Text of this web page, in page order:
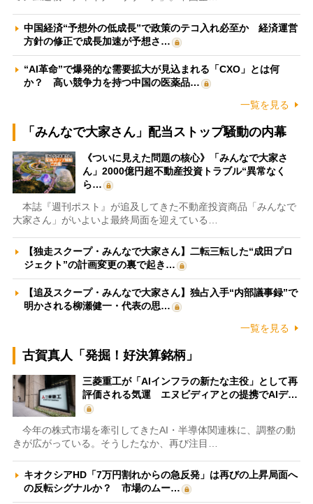
中国経済“予想外の低成長”で政策のテコ入れ必至か 経済運営
方針の修正で成長加速が予想さ…
“AI革命”で爆発的な需要拡大が見込まれる「CXO」とは何
か？ 高い競争力を持つ中国の医薬品…
一覧を見る
「みんなで大家さん」配当ストップ騒動の内幕
《ついに見えた問題の核心》「みんなで大家さ
ん」2000億円超不動産投資トラブル“異常なく
ら…
本誌『週刊ポスト』が追及してきた不動産投資商品「みんなで
大家さん」がいよいよ最終局面を迎えている…
【独走スクープ・みんなで大家さん】二転三転した“成田プロ
ジェクト”の計画変更の裏で起き…
【追及スクープ・みんなで大家さん】独占入手“内部議事録”で
明かされる柳瀬健一・代表の思…
一覧を見る
古賀真人「発掘！好決算銘柄」
三菱重工が「AIインフラの新たな主役」として再
評価される気運 エヌビディアとの提携でAIデ…
今年の株式市場を牽引してきたAI・半導体関連株に、調整の動
きが広がっている。そうしたなか、再び注目…
キオクシアHD「7万円割れからの急反発」は再びの上昇局面へ
の反転シグナルか？ 市場のムー…